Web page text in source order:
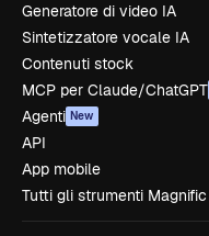
Generatore di video IA
Sintetizzatore vocale IA
Contenuti stock
MCP per Claude/ChatGPT
Agenti New
API
App mobile
Tutti gli strumenti Magnific